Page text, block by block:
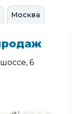
Москва
6